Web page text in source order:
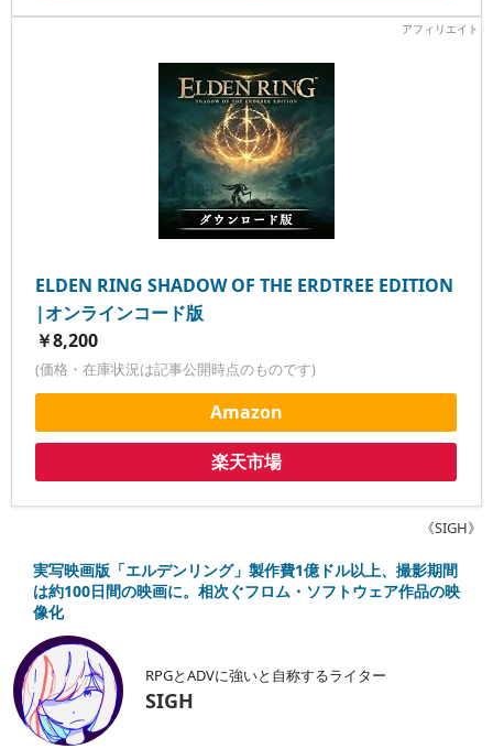
ELDEN RING SHADOW OF THE ERDTREE EDITION
|オンラインコード版
￥8,200
(価格・在庫状況は記事公開時点のものです)
Amazon
楽天市場
《SIGH》
実写映画版「エルデンリング」製作費1億ドル以上、撮影期間
は約100日間の映画に。相次ぐフロム・ソフトウェア作品の映
像化
RPGとADVに強いと自称するライター
SIGH